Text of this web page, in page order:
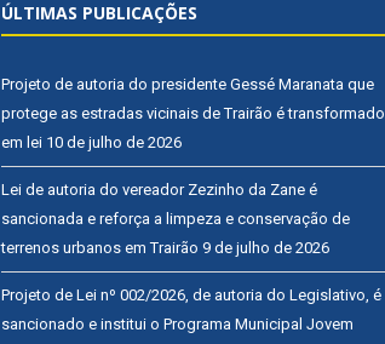
ÚLTIMAS PUBLICAÇÕES
Projeto de autoria do presidente Gessé Maranata que
protege as estradas vicinais de Trairão é transformado
em lei 10 de julho de 2026
Lei de autoria do vereador Zezinho da Zane é
sancionada e reforça a limpeza e conservação de
terrenos urbanos em Trairão 9 de julho de 2026
Projeto de Lei nº 002/2026, de autoria do Legislativo, é
sancionado e institui o Programa Municipal Jovem